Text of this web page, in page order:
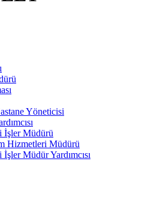
Yöneticisi
İşler Müdürü
Hizmetleri Müdürü
Müdür Yardımcısı